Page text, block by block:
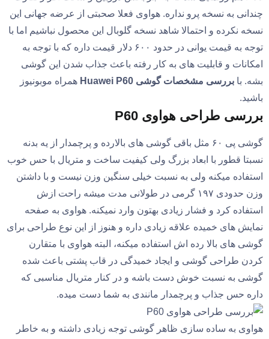
چندانی به نسخه پرو نداره. هواوی فعلا صحبتی از عرضه جهانی این
نسخه نکرده و احتمالا شاهد نسخه گلوبال این محصول نباشیم اما با
توجه به قیمت یوانی در حدود ۶۰۰ دلار قیمت داره که با توجه به
امکانات و قابلیت های به کار رفته باعث جذاب شدن این گوشی
بشه. با بررسی مشخصات گوشی Huawei P60
همراه موبونیوز
باشید.
بررسی طراحی هواوی P60
گوشی پی ۶۰ مثل باقی گوشی های بالارده و پرچمدار از یه بدنه
نسبتا قطور با ابعاد بزرگ ولی کیفیت ساخت و متریال با حس خوب
استفاده میکنه ولی به نسبت خیلی سنگین وزن نیست و با داشتن
وزن حدودی ۱۹۷ گرمی در طولانی مدت میشه راحت ازش
استفاده کرد و فشار زیادی بهتون وارد نمیکنه. هواوی به صفحه
نمایش های خمیده علاقه زیادی داره و هنوز از این نوع طراحی برای
گوشی های بالا رده اش استفاده میکنه، البته هواوی با متقارن
کردن طراحی گوشی و ایجاد خمیدگی در قاب پشتی باعث شده
گوشی به نسبت خوش دست باشه و در کنار متریال مناسبی که
داره حس جذاب و پرچمدار مانندی به شما دست میده.
هواوی به ساده سازی ظاهر گوشی توجه زیادی داشته و به خاطر